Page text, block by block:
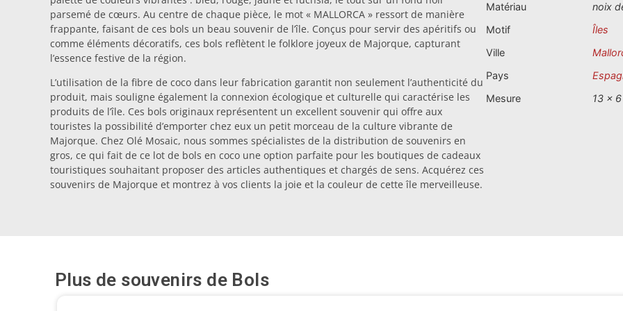
parsemé de cœurs. Au centre de chaque pièce, le mot « MALLORCA » ressort de manière
frappante, faisant de ces bols un beau souvenir de l’île. Conçus pour servir des apéritifs ou
comme éléments décoratifs, ces bols reflètent le folklore joyeux de Majorque, capturant
l’essence festive de la région.
L’utilisation de la fibre de coco dans leur fabrication garantit non seulement l’authenticité du
produit, mais souligne également la connexion écologique et culturelle qui caractérise les
produits de l’île. Ces bols originaux représentent un excellent souvenir qui offre aux
touristes la possibilité d’emporter chez eux un petit morceau de la culture vibrante de
Majorque. Chez Olé Mosaic, nous sommes spécialistes de la distribution de souvenirs en
gros, ce qui fait de ce lot de bols en coco une option parfaite pour les boutiques de cadeaux
touristiques souhaitant proposer des articles authentiques et chargés de sens. Acquérez ces
souvenirs de Majorque et montrez à vos clients la joie et la couleur de cette île merveilleuse.
Matériau
noix
Motif
Îles
Ville
Pays
Mesure
13 x
Plus de souvenirs de Bols